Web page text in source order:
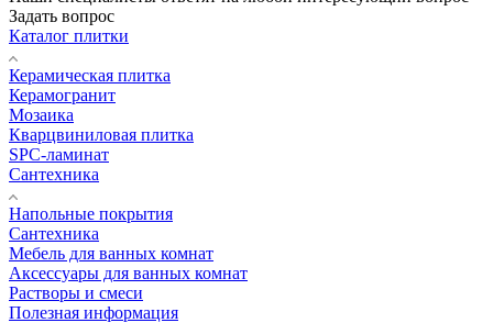
Задать вопрос
Каталог плитки
Керамическая плитка
Керамогранит
Мозаика
Кварцвиниловая плитка
SPC-ламинат
Сантехника
Напольные покрытия
Сантехника
Мебель для ванных комнат
Аксессуары для ванных комнат
Растворы и смеси
Полезная информация